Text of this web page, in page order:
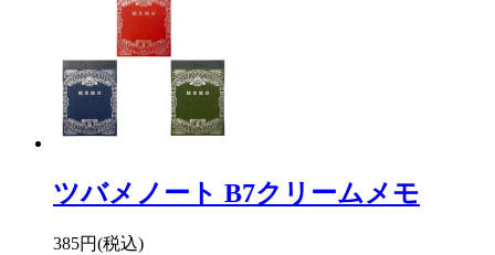
ツバメノート B7クリームメモ
385円(税込)